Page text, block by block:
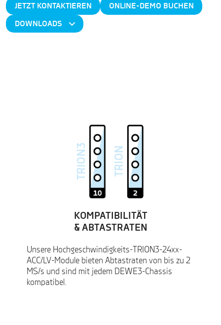
JETZT KONTAKTIEREN ONLINE-DEMO BUCHEN
DOWNLOADS
KOMPATIBILITÄT
& ABTASTRATEN
Unsere Hochgeschwindigkeits-TRION3-24xx-
ACC/LV-Module bieten Abtastraten von bis zu 2
MS/s und sind mit jedem DEWE3-Chassis
kompatibel.